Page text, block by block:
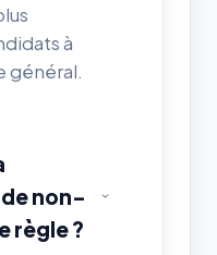
à
général.
non-
règle ?